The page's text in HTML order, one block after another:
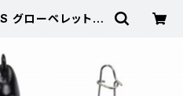
S グローペレット |